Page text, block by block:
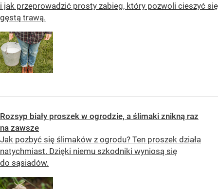
i jak przeprowadzić prosty zabieg, który pozwoli cieszyć się
gęstą trawą.
Rozsyp biały proszek w ogrodzie, a ślimaki znikną raz
na zawsze
Jak pozbyć się ślimaków z ogrodu? Ten proszek działa
natychmiast. Dzięki niemu szkodniki wyniosą się
do sąsiadów.